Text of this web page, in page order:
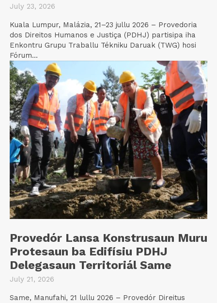
July 23, 2026
Kuala Lumpur, Malázia, 21–23 jullu 2026 – Provedoria
dos Direitos Humanos e Justiça (PDHJ) partisipa iha
Enkontru Grupu Traballu Tékniku Daruak (TWG) hosi
Fórum...
Provedór Lansa Konstrusaun Muru
Protesaun ba Edifísiu PDHJ
Delegasaun Territoriál Same
July 21, 2026
Same, Manufahi, 21 lullu 2026 – Provedór Direitus